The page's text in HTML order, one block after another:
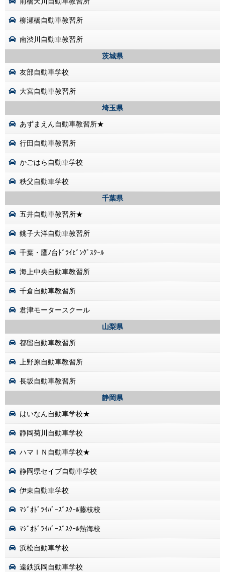
柳瀬橋自動車教習所
南渋川自動車教習所
茨城県
友部自動車学校
大宮自動車教習所
埼玉県
あずまえん自動車教習所★
行田自動車教習所
かごはら自動車学校
秩父自動車学校
千葉県
五井自動車教習所★
銚子大洋自動車教習所
千葉・鷹ﾉ台ﾄﾞﾗｲﾋﾞﾝｸﾞｽｸｰﾙ
海上中央自動車教習所
千倉自動車教習所
君津モータースクール
山梨県
都留自動車教習所
上野原自動車教習所
長坂自動車教習所
静岡県
はいなん自動車学校★
静岡菊川自動車学校
ハマＩＮ自動車学校★
静岡県セイブ自動車学校
伊東自動車学校
ﾏｼﾞｵﾄﾞﾗｲﾊﾞｰｽﾞｽｸｰﾙ藤枝校
ﾏｼﾞｵﾄﾞﾗｲﾊﾞｰｽﾞｽｸｰﾙ熱海校
浜松自動車学校
遠鉄浜岡自動車学校